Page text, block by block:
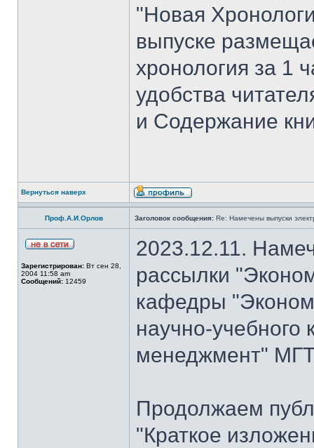
"Новая
выпуске
хронология за 1
удобства
и Содержание
Вернуться наверх
Проф.А.И.Орлов Заголовок сообщения: Re: Намечены выпуски
Зарегистрирован: Вт сен 28,
2004 11:58 am
Сообщений: 12459
2023.12.11.
рассылки
кафедры
научно-
менеджмент"
Продолжаем
"Краткое